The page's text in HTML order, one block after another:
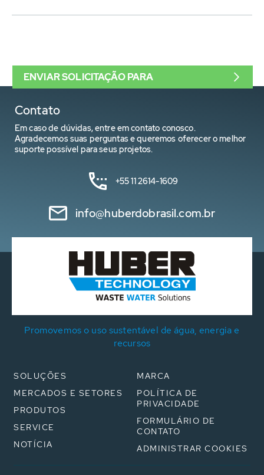
Contato
Em caso de dúvidas, entre em contato conosco.
Agradecemos suas perguntas e queremos oferecer o melhor
suporte possível para seus projetos.
+55 11 2614-1609
info@huberdobrasil.com.br
ENVIAR SOLICITAÇÃO PARA
Promovemos o uso sustentável de água, energia e
recursos
SOLUÇÕES
MERCADOS E SETORES
PRODUTOS
SERVICE
NOTÍCIA
MARCA
POLÍTICA DE
PRIVACIDADE
FORMULÁRIO DE
CONTATO
ADMINISTRAR COOKIES